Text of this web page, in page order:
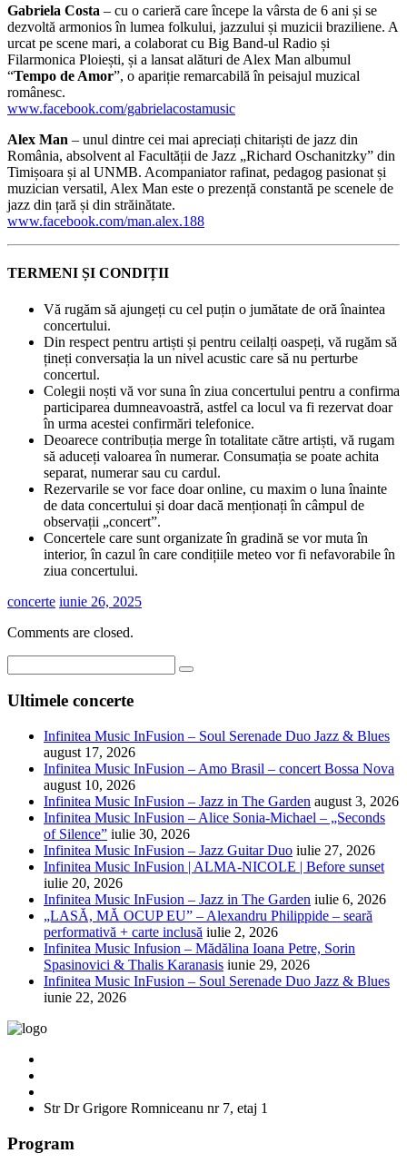
Gabriela Costa – cu o carieră care începe la vârsta de 6 ani și se
dezvoltă armonios în lumea folkului, jazzului și muzicii braziliene. A
urcat pe scene mari, a colaborat cu Big Band-ul Radio și
Filarmonica Ploiești, și a lansat alături de Alex Man albumul
“Tempo de Amor”, o apariție remarcabilă în peisajul muzical
românesc.
www.facebook.com/gabrielacostamusic
Alex Man – unul dintre cei mai apreciați chitariști de jazz din
România, absolvent al Facultății de Jazz „Richard Oschanitzky” din
Timișoara și al UNMB. Acompaniator rafinat, pedagog pasionat și
muzician versatil, Alex Man este o prezență constantă pe scenele de
jazz din țară și din străinătate.
www.facebook.com/man.alex.188
TERMENI ȘI CONDIȚII
Vă rugăm să ajungeți cu cel puțin o jumătate de oră înaintea
concertului.
Din respect pentru artiști și pentru ceilalți oaspeți, vă rugăm să
țineți conversația la un nivel acustic care să nu perturbe
concertul.
Colegii noști vă vor suna în ziua concertului pentru a confirma
participarea dumneavoastră, astfel ca locul va fi rezervat doar
în urma acestei confirmări telefonice.
Deoarece contribuția merge în totalitate către artiști, vă rugam
să aduceți valoarea în numerar. Consumația se poate achita
separat, numerar sau cu cardul.
Rezervarile se vor face doar online, cu maxim o luna înainte
de data concertului și doar dacă menționați în câmpul de
observații „concert”.
Concertele care sunt organizate în gradină se vor muta în
interior, în cazul în care condițiile meteo vor fi nefavorabile în
ziua concertului.
concerte iunie 26, 2025
Comments are closed.
Ultimele concerte
Infinitea Music InFusion – Soul Serenade Duo Jazz & Blues
august 17, 2026
Infinitea Music InFusion – Amo Brasil – concert Bossa Nova
august 10, 2026
Infinitea Music InFusion – Jazz in The Garden august 3, 2026
Infinitea Music InFusion – Alice Sonia-Michael – „Seconds
of Silence” iulie 30, 2026
Infinitea Music InFusion – Jazz Guitar Duo iulie 27, 2026
Infinitea Music InFusion | ALMA-NICOLE | Before sunset
iulie 20, 2026
Infinitea Music InFusion – Jazz in The Garden iulie 6, 2026
„LASĂ, MĂ OCUP EU” – Alexandru Philippide – seară
performativă + carte inclusă iulie 2, 2026
Infinitea Music Infusion – Mădălina Ioana Petre, Sorin
Spasinovici & Thalis Karanasis iunie 29, 2026
Infinitea Music InFusion – Soul Serenade Duo Jazz & Blues
iunie 22, 2026
Str Dr Grigore Romniceanu nr 7, etaj 1
Program